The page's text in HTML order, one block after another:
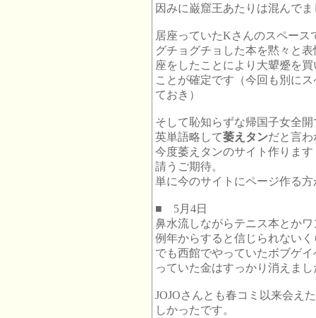
因みに巌窟王あたりは混んでま
居座っていたKさんのスペー
グチョグチョした本を黙々と
座をしたことにより大顰蹙を
ことが確定です（今回も別に
ておき）
そして恥知らずな帰国子女全
英単語略して萎えタンだと言
今度萎えタンのサイト作りま
請うご期待。
単に今のサイトにページ作る
■ 5月4日
鼻水流しながらテニス本とか
例年からすると信じられない
でも西館でやっていたボブゲ
っていた金はすっかり消えま
JOJOさんとも春コミ以来会え
しかったです。